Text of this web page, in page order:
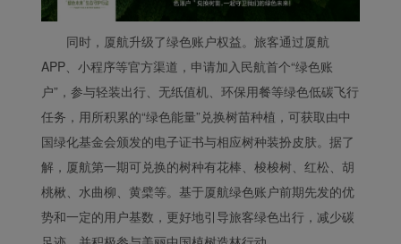
同时，厦航升级了绿色账户权益。旅客通过厦航
APP、小程序等官方渠道，申请加入民航首个“绿色账
户”，参与轻装出行、无纸值机、环保用餐等绿色低碳飞行
任务，用所积累的“绿色能量”兑换树苗种植，可获取由中
国绿化基金会颁发的电子证书与相应树种装扮皮肤。据了
解，厦航第一期可兑换的树种有花棒、梭梭树、红松、胡
桃楸、水曲柳、黄檗等。基于厦航绿色账户前期先发的优
势和一定的用户基数，更好地引导旅客绿色出行，减少碳